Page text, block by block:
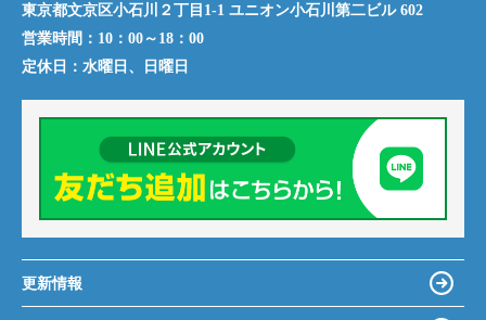
東京都文京区小石川２丁目1-1 ユニオン小石川第二ビル 602
営業時間： 10：00～18：00
定休日： 水曜日、日曜日
更新情報